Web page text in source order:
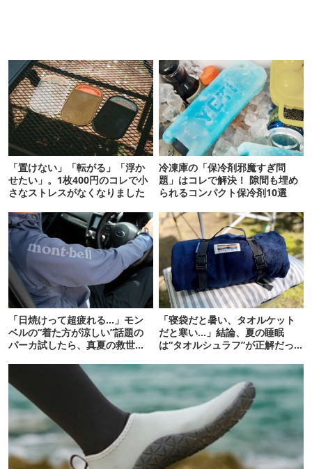
「置けない」「転がる」「浮か
せたい」。1枚400円のコレで小
さなストレスがなくなりました
冷凍庫の「保冷剤邪魔すぎ問
題」はコレで解決！ 隙間も埋め
られるコンパクト保冷剤10選
「日焼けって超疲れる…」モン
ベルの“着た方が涼しい”話題の
パーカ試したら、真夏の救世主
「寝袋だと暑い、タオルケット
だと寒い…」結論、夏の睡眠
は“タオルシュラフ”が正解だっ